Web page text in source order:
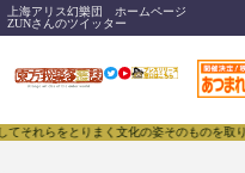
上海アリス幻樂団 ホームページ
ZUNさんのツイッター
りまく文化の姿そのものを取り上げ